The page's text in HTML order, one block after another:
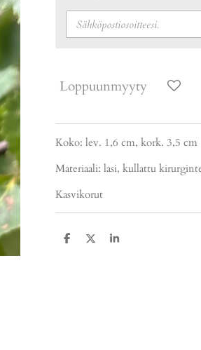
Loppuunmyyty
Koko: lev. 1,6 cm, kork. 3,5 cm
Materiaali: lasi, kullattu
Kasvikorut
J
J
J